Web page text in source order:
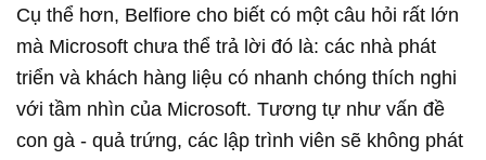
Cụ thể hơn, Belfiore cho biết có một câu hỏi rất lớn
mà Microsoft chưa thể trả lời đó là: các nhà phát
triển và khách hàng liệu có nhanh chóng thích nghi
với tầm nhìn của Microsoft. Tương tự như vấn đề
con gà - quả trứng, các lập trình viên sẽ không phát